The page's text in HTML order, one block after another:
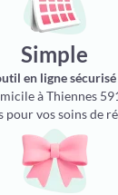
Simple
en ligne sécurisé
à Thiennes
pour vos soins de